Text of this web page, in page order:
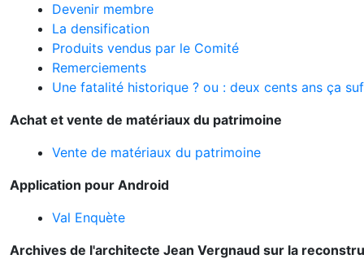
Devenir membre
La densification
Produits vendus par le Comité
Remerciements
Une fatalité historique ? ou : deux cents ans ça
Achat et vente de matériaux du patrimoine
Vente de matériaux du patrimoine
Application pour Android
Val Enquète
Archives de l'architecte Jean Vergnaud sur la